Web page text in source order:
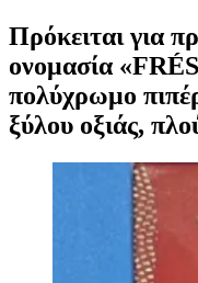
Πρόκειται για
ονομασία
πολύχρωμο
ξύλου οξιάς,